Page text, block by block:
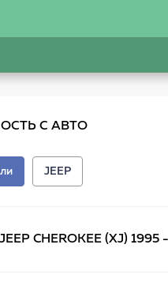
С АВТО
JEEP
JEEP CHEROKEE (XJ) 1995